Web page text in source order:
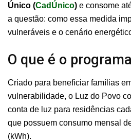
Único (CadÚnico) e consome
a questão: como essa medida
vulneráveis e o cenário
O que é o
Criado para beneficiar famílias
vulnerabilidade, o Luz do Povo
conta de luz para residências
que possuem consumo mensal
(kWh).